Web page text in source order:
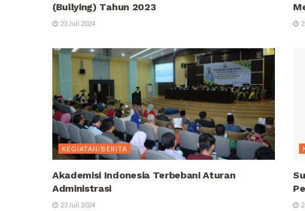
(Bullying) Tahun 2023
23 Juli 2024
KEGIATAN/BERITA
Akademisi Indonesia Terbebani Aturan
Administrasi
23 Juli 2024